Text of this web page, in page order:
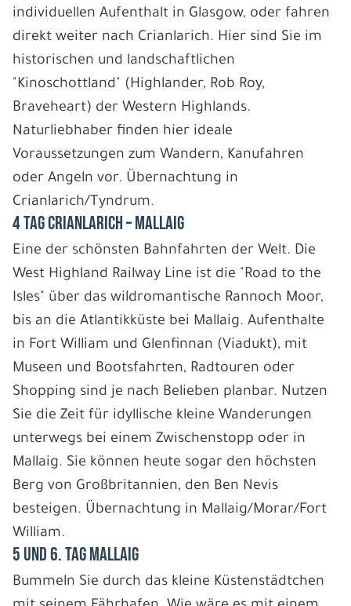
individuellen Aufenthalt in Glasgow, oder fahren
direkt weiter nach Crianlarich. Hier sind Sie im
historischen und landschaftlichen
"Kinoschottland" (Highlander, Rob Roy,
Braveheart) der Western Highlands.
Naturliebhaber finden hier ideale
Voraussetzungen zum Wandern, Kanufahren
oder Angeln vor. Übernachtung in
Crianlarich/Tyndrum.
4 Tag Crianlarich – Mallaig
Eine der schönsten Bahnfahrten der Welt. Die
West Highland Railway Line ist die "Road to the
Isles" über das wildromantische Rannoch Moor,
bis an die Atlantikküste bei Mallaig. Aufenthalte
in Fort William und Glenfinnan (Viadukt), mit
Museen und Bootsfahrten, Radtouren oder
Shopping sind je nach Belieben planbar. Nutzen
Sie die Zeit für idyllische kleine Wanderungen
unterwegs bei einem Zwischenstopp oder in
Mallaig. Sie können heute sogar den höchsten
Berg von Großbritannien, den Ben Nevis
besteigen. Übernachtung in Mallaig/Morar/Fort
William.
5 und 6. Tag Mallaig
Bummeln Sie durch das kleine Küstenstädtchen